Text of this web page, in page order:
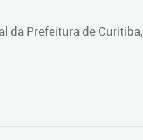
da Prefeitura de Curitiba,